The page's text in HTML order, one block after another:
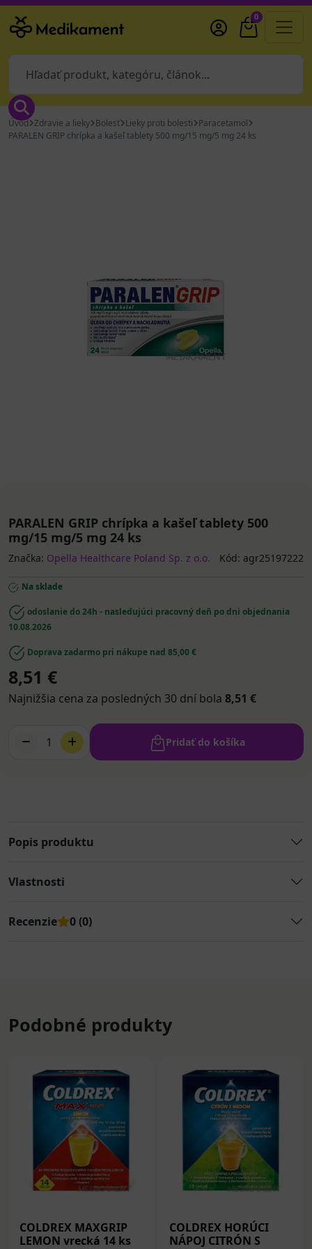
0
Úvod Zdravie a lieky Bolesť Lieky proti bolesti Paracetamol
PARALEN GRIP chrípka a kašeľ tablety 500 mg/15 mg/5 mg 24 ks
PARALEN GRIP chrípka a kašeľ tablety 500
mg/15 mg/5 mg 24 ks
Značka: Opella Healthcare Poland Sp. z o.o. Kód: agr25197222
Na sklade
odoslanie do 24h - nasledujúci pracovný deň po dni objednania
10.08.2026
Doprava zadarmo pri nákupe nad 85,00 €
8,51 €
Najnižšia cena za posledných 30 dní bola 8,51 €
1 Pridať do košíka
Popis produktu
Vlastnosti
Recenzie 0 (0)
Podobné produkty
COLDREX MAXGRIP
LEMON vrecká 14 ks
COLDREX HORÚCI
NÁPOJ CITRÓN S